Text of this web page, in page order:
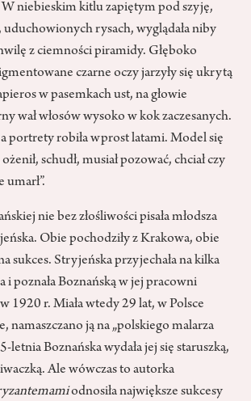
W niebieskim kitlu zapiętym pod szyję,
rysach, wyglądała niby
z ciemności piramidy. Głęboko
czarne oczy jarzyły się ukrytą
w pasemkach ust, na głowie
wał włosów wysoko w kok zaczesanych.
portrety robiła wprost latami. Model się
ożenił, schudł, musiał pozować, chciał czy
umarł”.
nie bez złośliwości pisała młodsza
Obie pochodziły z Krakowa, obie
sukces. Stryjeńska przyjechała na kilka
i poznała Boznańską w jej pracowni
1920 r. Miała wtedy 29 lat, w Polsce
namaszczano ją na „polskiego malarza
letnia Boznańska wydała jej się staruszką,
Ale wówczas to autorka
odnosiła największe sukcesy